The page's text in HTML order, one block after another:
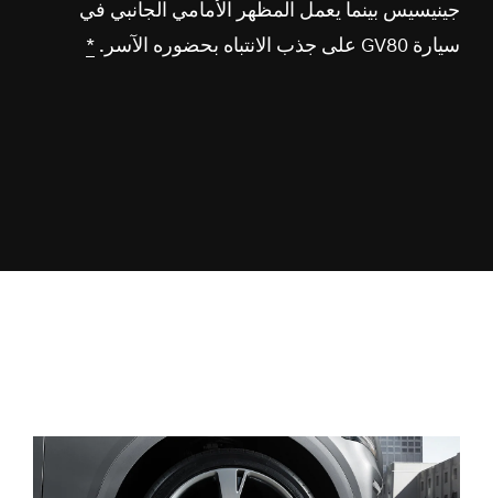
جينيسيس بينما يعمل المظهر الأمامي الجانبي في
سيارة GV80 على جذب الانتباه بحضوره الآسر.
*